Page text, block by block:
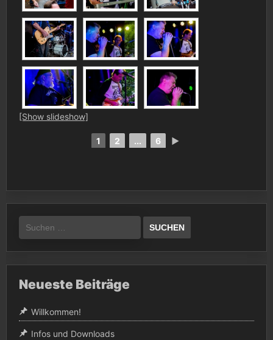
[Show slideshow]
1 2 ... 6 ►
Suchen
nach:
Neueste Beiträge
Willkommen!
Infos und Downloads